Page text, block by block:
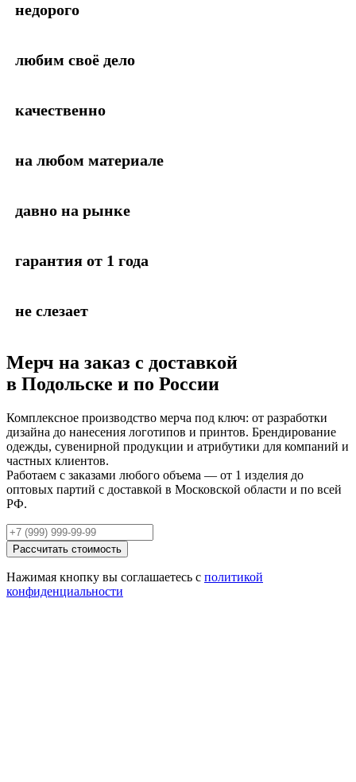
недорого
любим своё дело
качественно
на любом материале
давно на рынке
гарантия от 1 года
не слезает
Мерч на заказ с доставкой
в Подольске и по России
Комплексное производство мерча под ключ: от разработки
дизайна до нанесения логотипов и принтов. Брендирование
одежды, сувенирной продукции и атрибутики для компаний и
частных клиентов.
Работаем с заказами любого объема — от 1 изделия до
оптовых партий с доставкой в Московской области и по всей
РФ.
Рассчитать стоимость
Нажимая кнопку вы соглашаетесь с политикой
конфиденциальности